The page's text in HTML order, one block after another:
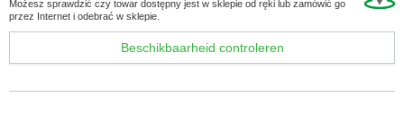
Możesz sprawdzić czy towar dostępny jest w sklepie od ręki lub zamówić go
przez Internet i odebrać w sklepie.
Beschikbaarheid controleren